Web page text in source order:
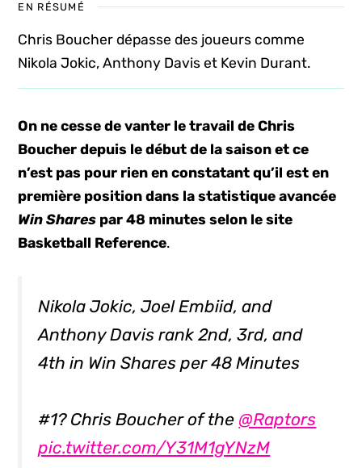
EN RÉSUMÉ
Chris Boucher dépasse des joueurs comme
Nikola Jokic, Anthony Davis et Kevin Durant.
On ne cesse de vanter le travail de Chris
Boucher depuis le début de la saison et ce
n’est pas pour rien en constatant qu’il est en
première position dans la statistique avancée
Win Shares par 48 minutes selon le site
Basketball Reference.
Nikola Jokic, Joel Embiid, and
Anthony Davis rank 2nd, 3rd, and
4th in Win Shares per 48 Minutes
#1? Chris Boucher of the @Raptors
pic.twitter.com/Y31M1gYNzM